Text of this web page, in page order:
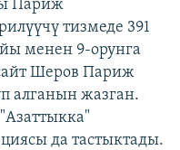
Париж
тизмеде 391
менен 9-орунга
Шеров Париж
алганын жазган.
да тастыктады.